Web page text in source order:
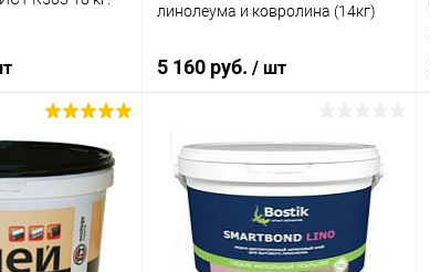
Сравнение
В наличии
линолеума и ковролина (14кг)
5 160 руб. / шт
В корзину
Купить в 1 клик Сравнение
В избранное В наличии